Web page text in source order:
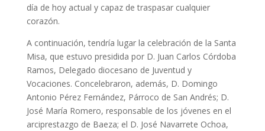
día de hoy actual y capaz de traspasar cualquier
corazón.
A continuación, tendría lugar la celebración de la Santa
Misa, que estuvo presidida por D. Juan Carlos Córdoba
Ramos, Delegado diocesano de Juventud y
Vocaciones. Concelebraron, además, D. Domingo
Antonio Pérez Fernández, Párroco de San Andrés; D.
José María Romero, responsable de los jóvenes en el
arciprestazgo de Baeza; el D. José Navarrete Ochoa,